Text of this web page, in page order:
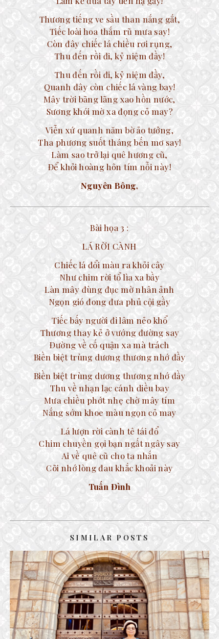
Thương tiếng ve sầu than nắng gắt,
Tiếc loài hoa thắm rũ mưa say!
Còn đây chiếc lá chiều rơi rụng,
Thu đến rồi đi, kỷ niệm đầy!
Thu đến rồi đi, kỷ niệm đầy,
Quanh đây còn chiếc lá vàng bay!
Mây trời bãng lãng xao hồn nước,
Sương khói mờ xa đọng cỏ may?
Viễn xứ quanh năm bờ ảo tưởng,
Tha phương suốt tháng bến mơ say!
Làm sao trở lại quê hương cũ,
Để khỏi hoàng hôn tím nỗi này!
Nguyên Bông,
Bài họa 3 :
LÁ RỜI CÀNH
Chiếc lá đổi màu ra khỏi cây
Như chim rời tổ lìa xa bầy
Làn mây đùng đục mờ nhân ảnh
Ngọn gió đong đưa phủ cội gầy
Tiếc bấy người đi lâm nẻo khổ
Thương thay kẻ ở vướng đường say
Đường về cố quận xa mà trách
Biền biệt trùng dương thương nhớ đầy
Biền biệt trùng dương thương nhớ đầy
Thu về nhạn lạc cánh diều bay
Mưa chiều phớt nhẹ chờ mây tím
Nắng sớm khoe màu ngọn cỏ may
Lá lượn rời cành tê tái đổ
Chim chuyền gọi bạn ngất ngây say
Ai về quê cũ cho ta nhắn
Cõi nhớ lòng đau khắc khoải này
Tuấn Đình
SIMILAR POSTS
TRƯỜNG ĐẠI HỌC YALE
18 September, 2023